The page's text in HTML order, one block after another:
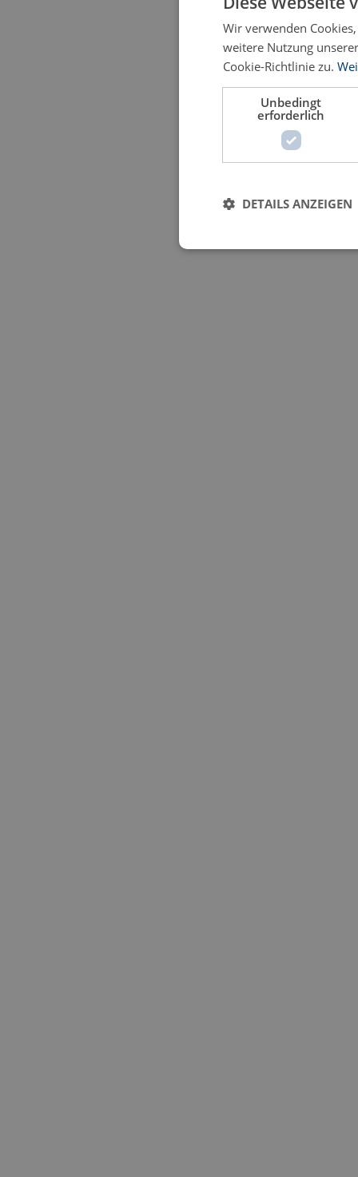
Wir verwenden
weitere Nutzung
Cookie-Richtlinie zu.
Unbedingt
erforderlich
DETAILS ANZEIGEN